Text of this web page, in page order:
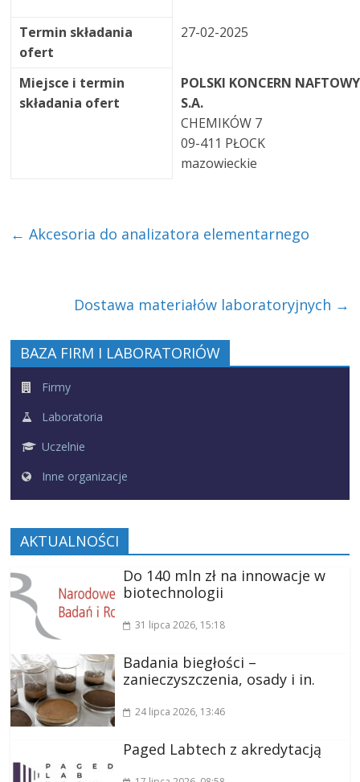
Termin składania
ofert
27-02-2025
Miejsce i termin
składania ofert
POLSKI KONCERN
S.A.
CHEMIKÓW 7
09-411 PŁOCK
mazowieckie
← Akcesoria do analizatora elementarnego
Dostawa materiałów laboratoryjnych →
BAZA FIRM I LABORATORIÓW
Firmy
Laboratoria
Uczelnie
Inne organizacje
AKTUALNOŚCI
Do 140 mln zł na innowacje w
biotechnologii
31 lipca 2026, 15:18
Badania biegłości –
zanieczyszczenia, osady i in.
24 lipca 2026, 13:46
Paged Labtech z akredytacją